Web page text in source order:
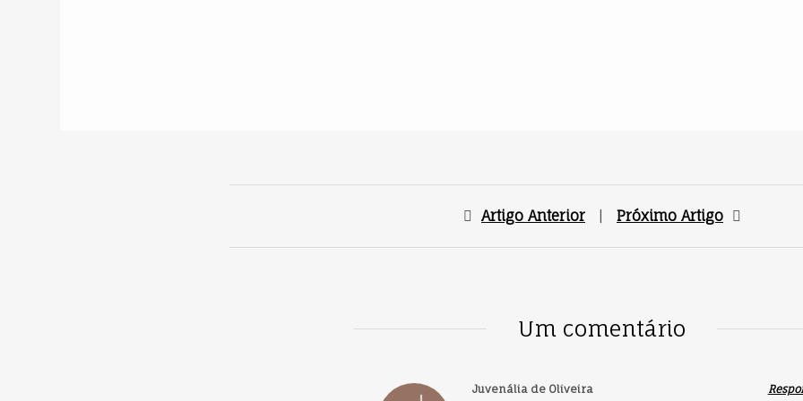
Artigo Anterior Próximo Artigo
Um comentário
Juvenália de Oliveira